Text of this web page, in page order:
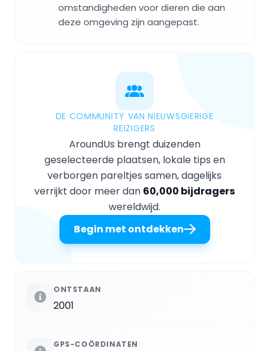
omstandigheden voor dieren die aan
deze omgeving zijn aangepast.
DE COMMUNITY VAN NIEUWSGIERIGE
REIZIGERS
AroundUs brengt duizenden
geselecteerde plaatsen, lokale tips en
verborgen pareltjes samen, dagelijks
verrijkt door meer dan 60,000 bijdragers
wereldwijd.
Begin met ontdekken
ONTSTAAN
2001
GPS-COÖRDINATEN